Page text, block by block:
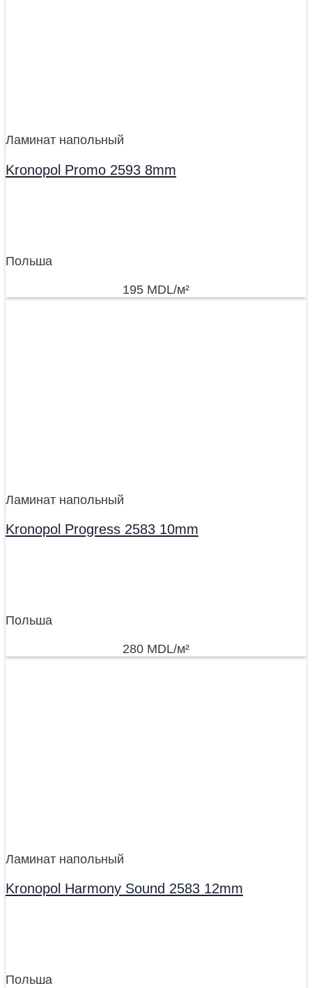
Ламинат напольный
Kronopol Promo 2593 8mm
Польша
195 MDL/м²
Ламинат напольный
Kronopol Progress 2583 10mm
Польша
280 MDL/м²
Ламинат напольный
Kronopol Harmony Sound 2583 12mm
Польша